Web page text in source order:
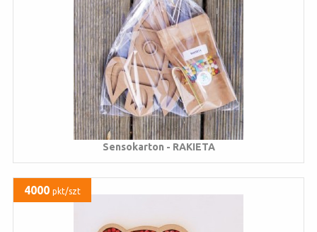
Sensokarton - RAKIETA
4000 pkt/szt